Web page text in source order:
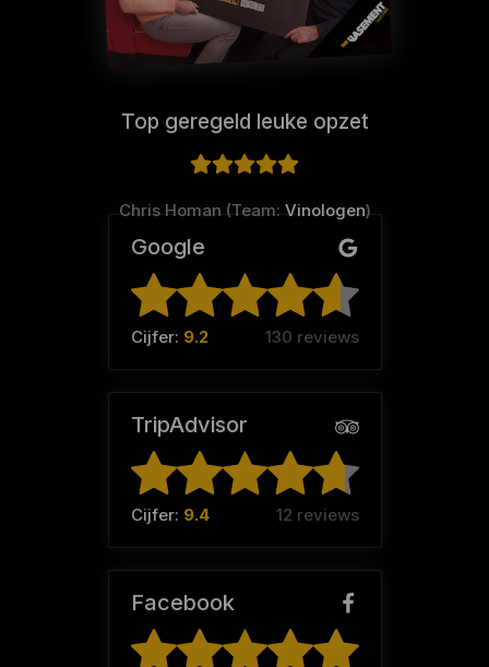
Top geregeld leuke opzet
Chris Homan (Team: Vinologen)
Google
Cijfer: 9.2 130 reviews
TripAdvisor
Cijfer: 9.4 12 reviews
Facebook